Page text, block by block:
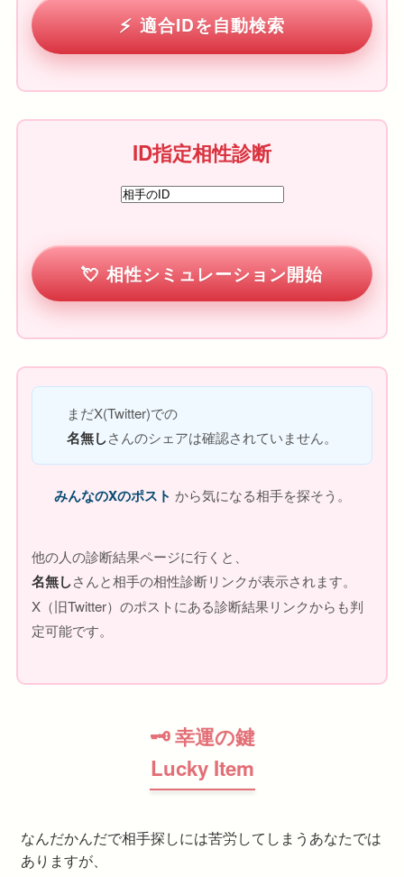
適合IDを自動検索
ID指定相性診断
相性シミュレーション開始
まだX(Twitter)での
名無しさんのシェアは確認されていません。
みんなのXのポスト から気になる相手を探そう。
他の人の診断結果ページに行くと、
名無しさんと相手の相性診断リンクが表示されます。
X（旧Twitter）のポストにある診断結果リンクからも判
定可能です。
🗝 幸運の鍵
Lucky Item
なんだかんだで相手探しには苦労してしまうあなたでは
ありますが、